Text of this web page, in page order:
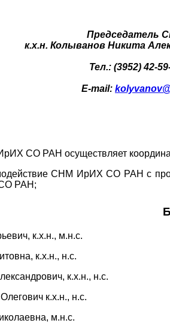
Председатель
к.х.н. Колыванов Никита
Тел.: (3952) 42-
E-mail:
СО РАН осуществляет
СНМ ИрИХ СО РАН с
РАН;
к.х.н., м.н.с.
к.х.н., н.с.
к.х.н., н.с.
к.х.н., н.с.
м.н.с.